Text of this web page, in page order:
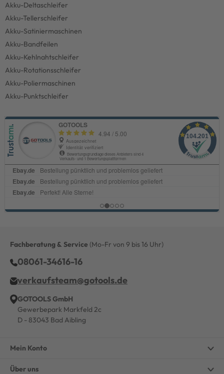
Akku-Deltaschleifer
Akku-Tellerschleifer
Akku-Satiniermaschinen
Akku-Bandfeilen
Akku-Kehlnahtschleifer
Akku-Rotationsschleifer
Akku-Poliermaschinen
Akku-Punktschleifer
Fachberatung & Service (Mo-Fr von 9 bis 16 Uhr)
08061-34616-16
verkaufsteam@gotools.de
GOTOOLS GmbH
Gewerbepark Markfeld 2c
D - 83043 Bad Aibling
Mein Konto
Über uns